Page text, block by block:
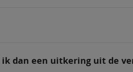
dan een uitkering uit de